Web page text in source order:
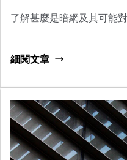
了解甚麼是暗網及其可能
細閱文章